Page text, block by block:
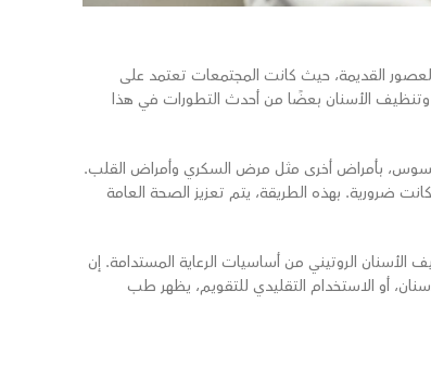
القديمة، حيث كانت المجتمعات تعتمد على
وتنظيف الأسنان بعضًا من أحدث التطورات في هذا
بأمراض أخرى مثل مرض السكري وأمراض القلب.
ضرورية. بهذه الطريقة، يتم تعزيز الصحة العامة
الروتيني من أساسيات الرعاية المستدامة. إن
أو الاستخدام التقليدي للتقويم، يظهر طب